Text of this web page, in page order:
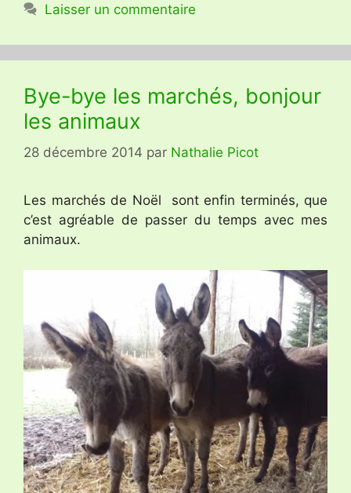
Laisser un commentaire
Bye-bye les marchés, bonjour
les animaux
28 décembre 2014 par Nathalie Picot
Les marchés de Noël sont enfin terminés, que
c’est agréable de passer du temps avec mes
animaux.